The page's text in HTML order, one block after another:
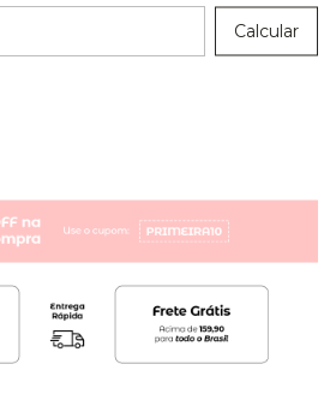
Calcular